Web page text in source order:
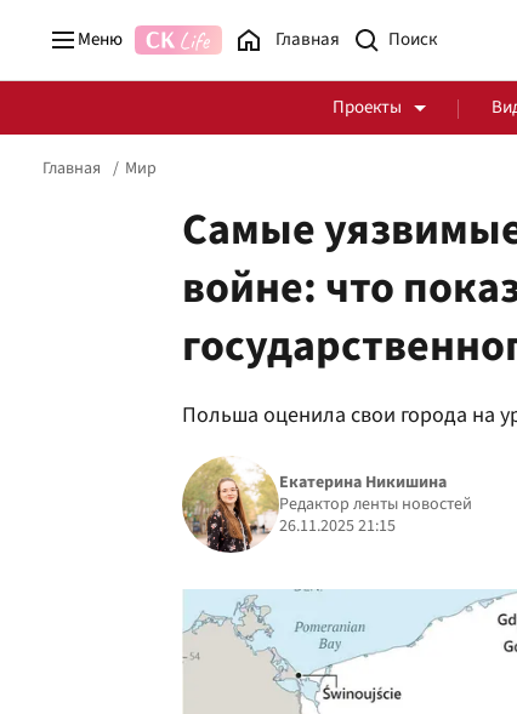
Меню Главная
Проекты
Стоп Политической Коррупции Честные закупки
Главная Мир
Самые
войне: что
Польша оценила свои города на
Екатерина Никишина
Редактор ленты новостей
26.11.2025 21:15